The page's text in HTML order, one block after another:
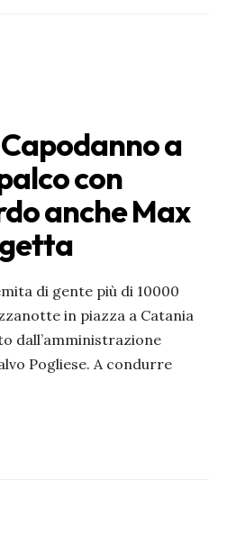
a
con
anche Max
di gente più di 10000
in piazza a Catania
dall’amministrazione
Pogliese. A condurre